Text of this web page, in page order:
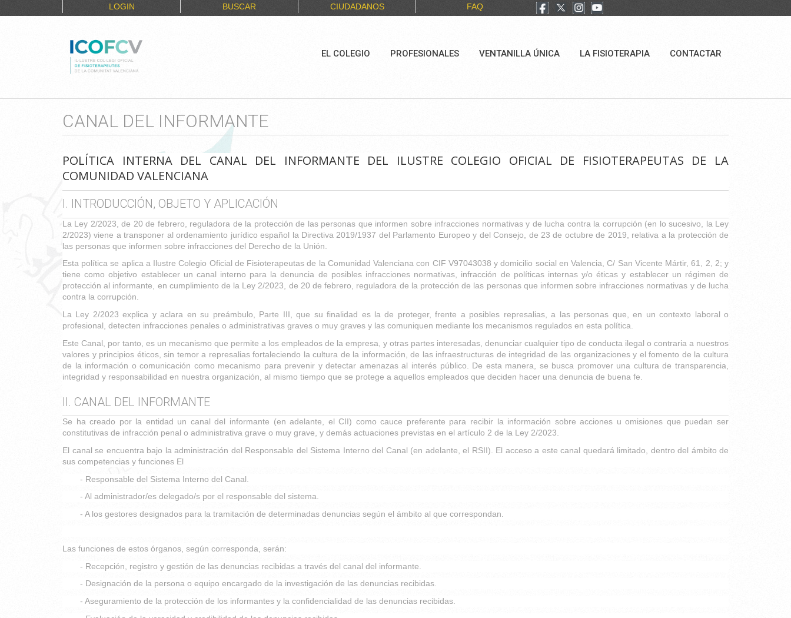
LOGIN BUSCAR CIUDADANOS FAQ
EL COLEGIO PROFESIONALES VENTANILLA ÚNICA LA FISIOTERAPIA CONTACTAR
CANAL DEL INFORMANTE
POLÍTICA INTERNA DEL CANAL DEL INFORMANTE DEL ILUSTRE COLEGIO OFICIAL DE FISIOTERAPEUTAS DE LA
COMUNIDAD VALENCIANA
I. INTRODUCCIÓN, OBJETO Y APLICACIÓN
La Ley 2/2023, de 20 de febrero, reguladora de la protección de las personas que informen sobre infracciones normativas y de lucha contra la corrupción (en lo sucesivo, la Ley
2/2023) viene a transponer al ordenamiento jurídico español la Directiva 2019/1937 del Parlamento Europeo y del Consejo, de 23 de octubre de 2019, relativa a la protección de
las personas que informen sobre infracciones del Derecho de la Unión.
Esta política se aplica a Ilustre Colegio Oficial de Fisioterapeutas de la Comunidad Valenciana con CIF V97043038 y domicilio social en Valencia, C/ San Vicente Mártir, 61, 2, 2; y
tiene como objetivo establecer un canal interno para la denuncia de posibles infracciones normativas, infracción de políticas internas y/o éticas y establecer un régimen de
protección al informante, en cumplimiento de la Ley 2/2023, de 20 de febrero, reguladora de la protección de las personas que informen sobre infracciones normativas y de lucha
contra la corrupción.
La Ley 2/2023 explica y aclara en su preámbulo, Parte III, que su finalidad es la de proteger, frente a posibles represalias, a las personas que, en un contexto laboral o
profesional, detecten infracciones penales o administrativas graves o muy graves y las comuniquen mediante los mecanismos regulados en esta política.
Este Canal, por tanto, es un mecanismo que permite a los empleados de la empresa, y otras partes interesadas, denunciar cualquier tipo de conducta ilegal o contraria a nuestros
valores y principios éticos, sin temor a represalias fortaleciendo la cultura de la información, de las infraestructuras de integridad de las organizaciones y el fomento de la cultura
de la información o comunicación como mecanismo para prevenir y detectar amenazas al interés público. De esta manera, se busca promover una cultura de transparencia,
integridad y responsabilidad en nuestra organización, al mismo tiempo que se protege a aquellos empleados que deciden hacer una denuncia de buena fe.
II. CANAL DEL INFORMANTE
Se ha creado por la entidad un canal del informante (en adelante, el CII) como cauce preferente para recibir la información sobre acciones u omisiones que puedan ser
constitutivas de infracción penal o administrativa grave o muy grave, y demás actuaciones previstas en el artículo 2 de la Ley 2/2023.
El canal se encuentra bajo la administración del Responsable del Sistema Interno del Canal (en adelante, el RSII). El acceso a este canal quedará limitado, dentro del ámbito de
sus competencias y funciones El
- Responsable del Sistema Interno del Canal.
- Al administrador/es delegado/s por el responsable del sistema.
- A los gestores designados para la tramitación de determinadas denuncias según el ámbito al que correspondan.
Las funciones de estos órganos, según corresponda, serán:
- Recepción, registro y gestión de las denuncias recibidas a través del canal del informante.
- Designación de la persona o equipo encargado de la investigación de las denuncias recibidas.
- Aseguramiento de la protección de los informantes y la confidencialidad de las denuncias recibidas.